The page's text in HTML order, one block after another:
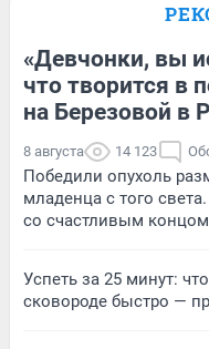
«Девчонки, вы
что творится в
на Березовой в
8 августа 14 123
Победили опухоль
младенца с того
со счастливым концом
Успеть за 25 минут:
сковороде быстро —